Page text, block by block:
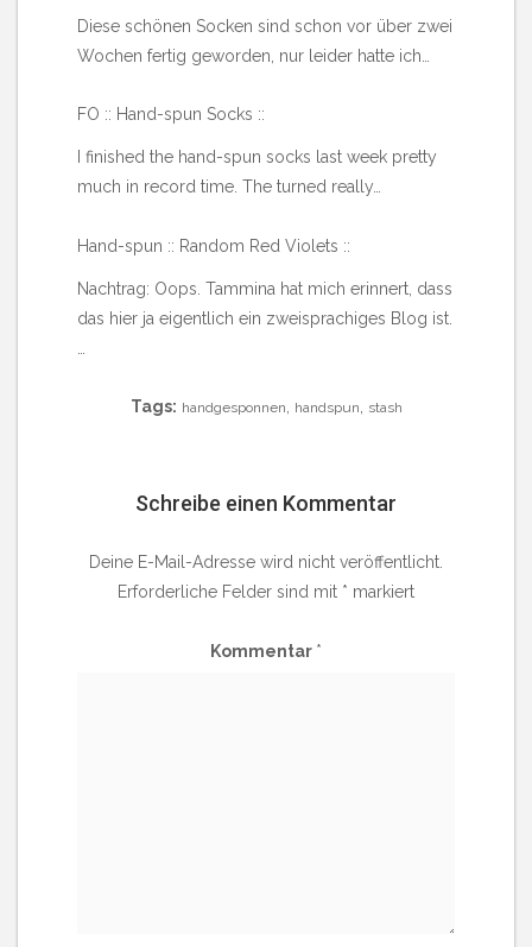
Diese schönen Socken sind schon vor über zwei
Wochen fertig geworden, nur leider hatte ich…
FO :: Hand-spun Socks ::
I finished the hand-spun socks last week pretty
much in record time. The turned really…
Hand-spun :: Random Red Violets ::
Nachtrag: Oops. Tammina hat mich erinnert, dass
das hier ja eigentlich ein zweisprachiges Blog ist.
Tags: handgesponnen handspun stash
Schreibe einen Kommentar
Deine E-Mail-Adresse wird nicht veröffentlicht.
Erforderliche Felder sind mit * markiert
Kommentar *